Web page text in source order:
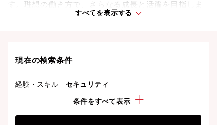
す。理想の働き方で、さらなる成長と活躍を目指しま
すべてを表示する
現在の検索条件
経験・スキル： セキュリティ
データベーススペシャリスト
条件をすべて表示